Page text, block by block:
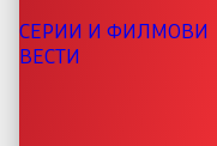
СЕРИИ И ФИЛМОВИ
ВЕСТИ